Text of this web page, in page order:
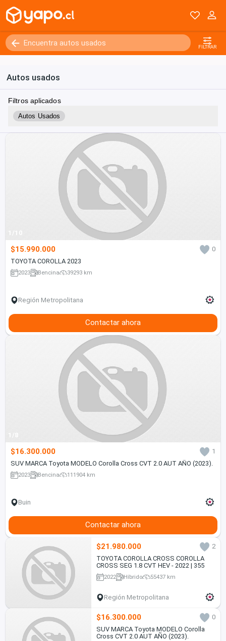
FILTRAR
Autos usados
Filtros aplicados
Autos Usados
1/10
$15.990.000
0
TOYOTA COROLLA 2023
2023 Bencina 39293 km
Región Metropolitana
Contactar ahora
1/8
$16.300.000
1
SUV MARCA Toyota MODELO Corolla Cross CVT 2.0 AUT AÑO (2023).
2023 Bencina 111904 km
Buin
Contactar ahora
$21.980.000
2
TOYOTA COROLLA CROSS COROLLA
CROSS SEG 1.8 CVT HEV - 2022 | 355
2022 Híbrido 55437 km
Región Metropolitana
$16.300.000
0
SUV MARCA Toyota MODELO Corolla
Cross CVT 2.0 AUT AÑO (2023).